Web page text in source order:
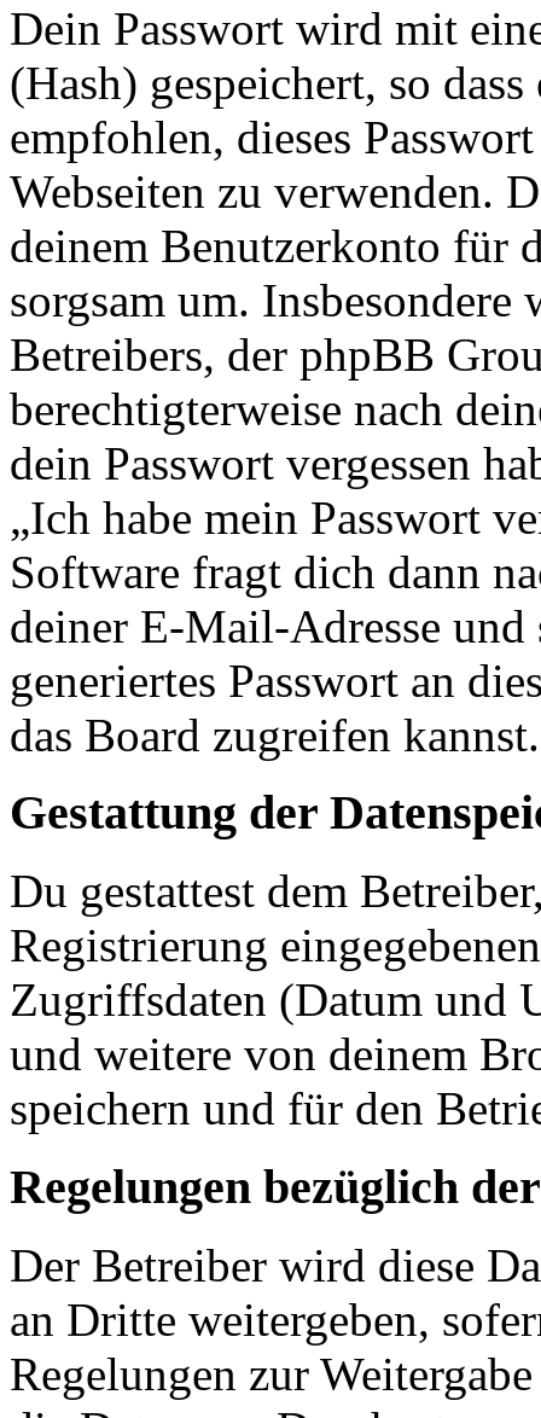
Dein Passwort wird mit
(Hash) gespeichert, so
empfohlen, dieses
Webseiten zu verwenden.
deinem Benutzerkonto für
sorgsam um.
Betreibers, der phpBB
berechtigterweise nach
dein Passwort vergessen
„Ich habe mein Passwort
Software fragt dich dann
deiner E-Mail-Adresse und
generiertes Passwort an
das Board zugreifen kannst.
Gestattung der
Du gestattest dem
Registrierung
Zugriffsdaten (Datum und
und weitere von deinem
speichern und für den
Regelungen bezüglich
Der Betreiber wird diese
an Dritte weitergeben,
Regelungen zur